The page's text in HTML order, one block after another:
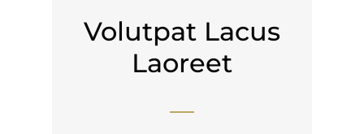
Volutpat Lacus
Laoreet